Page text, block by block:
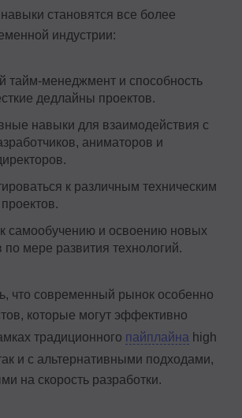
становятся все более
индустрии:
менеджмент и способность
дедлайны проектов.
навыки для взаимодействия с
аниматоров и
к различным техническим
самообучению и освоению новых
по мере развития технологий.
что современный рынок особенно
которые могут эффективно
традиционного пайплайна high
и с альтернативными подходами,
на скорость разработки.